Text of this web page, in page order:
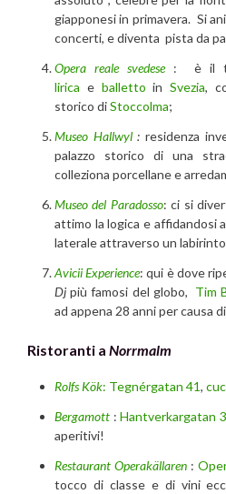
giapponesi in primavera. Si
concerti, e diventa pista da
Opera reale svedese : è il
lirica e balletto inSvezia,
storico diStoccolma;
Museo Hallwyl : residenza
palazzo storico di una
colleziona porcellane e
Museo del Paradosso: ci si
attimo la logica e affidandosi
laterale attraverso un
Avicii Experience: qui è dove
Dj più famosi del globo, Tim
ad appena 28 anni per causa
Ristoranti a Norrmalm
Rolfs Kök: Tegnérgatan 41,
Bergamott :Hantverkargatan
aperitivi!
Restaurant Operakällaren :
tocco di classe e di vini